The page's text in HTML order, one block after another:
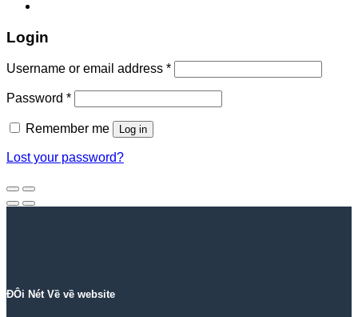
Login
Username or email address *Required
Password *Required
Remember me Log in
Lost your password?
ĐÔi Nét Về về website